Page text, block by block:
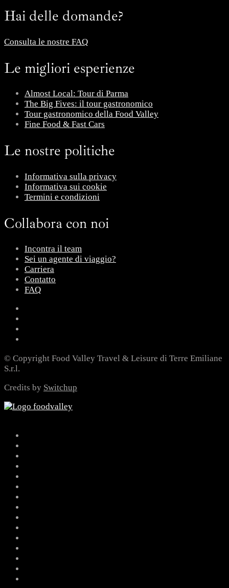
Hai delle domande?
Consulta le nostre FAQ
Le migliori esperienze
Almost Local: Tour di Parma
The Big Fives: il tour gastronomico
Tour gastronomico della Food Valley
Fine Food & Fast Cars
Le nostre politiche
Informativa sulla privacy
Informativa sui cookie
Termini e condizioni
Collabora con noi
Incontra il team
Sei un agente di viaggio?
Carriera
Contatto
FAQ
© Copyright Food Valley Travel & Leisure di Terre Emiliane
S.r.l.
Credits by Switchup